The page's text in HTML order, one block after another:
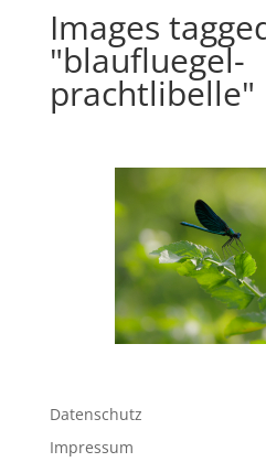
Images
"blaufluegel-
prachtlibelle"
Datenschutz
Impressum